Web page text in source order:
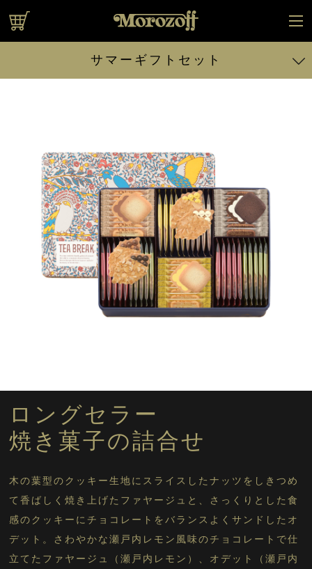
サマーギフトセット
スイートサプライズ 130g、14個入
スイートサプライズ 130g、20個入
スイートサプライズ 130g、22個入
スイートサプライズ 180g、29個入
ティーブレイク 32個入
ティーブレイク 54個入
ロングセラー
焼き菓子の詰合せ
木の葉型のクッキー生地にスライスしたナッツをしきつめ
て香ばしく焼き上げたファヤージュと、さっくりとした食
感のクッキーにチョコレートをバランスよくサンドしたオ
デット。さわやかな瀬戸内レモン風味のチョコレートで仕
立てたファヤージュ（瀬戸内レモン）、オデット（瀬戸内